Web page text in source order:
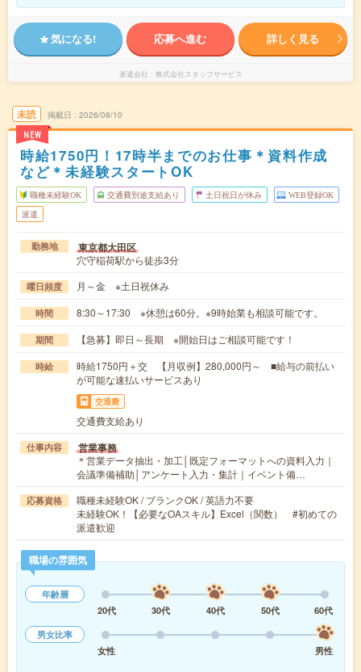
気になる! 応募へ進む 詳しく見る
派遣会社 株式会社スタッフサービス
未読
NEW
掲載日 2026/08/10
時給1750円！17時半までのお仕事＊資料作成
など＊未経験スタートOK
職種未経験OK 交通費別途支給あり 土日祝日が休み WEB登録OK
派遣
勤務地 東京都大田区
穴守稲荷駅から徒歩3分
曜日頻度 月～金 ※土日祝休み
時間 8:30～17:30 ※休憩は60分。※9時始業も相談可能です。
期間 【急募】即日～長期 ※開始日はご相談可能です！
時給
時給1750円＋交 【月収例】280,000円～ ■給与の前払い
が可能な速払いサービスあり
交通費
交通費支給あり
仕事内容 営業事務
＊営業データ抽出・加工│既定フォーマットへの資料入力｜
会議準備補助│アンケート入力・集計｜イベント備…
応募資格
職種未経験OK / ブランクOK / 英語力不要
未経験OK！【必要なOAスキル】Excel（関数） #初めての
派遣歓迎
職場の雰囲気
年齢層
20代
30代 40代 50代
60代
男女比率
女性
男性